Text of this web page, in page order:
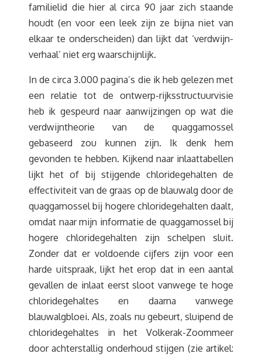
familielid die hier al circa 90 jaar zich staande
houdt (en voor een leek zijn ze bijna niet van
elkaar te onderscheiden) dan lijkt dat ‘verdwijn-
verhaal’ niet erg waarschijnlijk.
In de circa 3.000 pagina’s die ik heb gelezen met
een relatie tot de ontwerp-rijksstructuurvisie
heb ik gespeurd naar aanwijzingen op wat die
verdwijntheorie van de quaggamossel
gebaseerd zou kunnen zijn. Ik denk hem
gevonden te hebben. Kijkend naar inlaattabellen
lijkt het of bij stijgende chloridegehalten de
effectiviteit van de graas op de blauwalg door de
quaggamossel bij hogere chloridegehalten daalt,
omdat naar mijn informatie de quaggamossel bij
hogere chloridegehalten zijn schelpen sluit.
Zonder dat er voldoende cijfers zijn voor een
harde uitspraak, lijkt het erop dat in een aantal
gevallen de inlaat eerst sloot vanwege te hoge
chloridegehaltes en daarna vanwege
blauwalgbloei. Als, zoals nu gebeurt, sluipend de
chloridegehaltes in het Volkerak-Zoommeer
door achterstallig onderhoud stijgen (zie artikel: